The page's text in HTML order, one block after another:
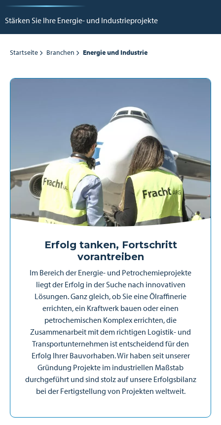
Stärken Sie Ihre Energie- und Industrieprojekte
Startseite Branchen Energie und Industrie
Erfolg tanken, Fortschritt
vorantreiben
Im Bereich der Energie- und Petrochemieprojekte
liegt der Erfolg in der Suche nach innovativen
Lösungen. Ganz gleich, ob Sie eine Ölraffinerie
errichten, ein Kraftwerk bauen oder einen
petrochemischen Komplex errichten, die
Zusammenarbeit mit dem richtigen Logistik- und
Transportunternehmen ist entscheidend für den
Erfolg Ihrer Bauvorhaben. Wir haben seit unserer
Gründung Projekte im industriellen Maßstab
durchgeführt und sind stolz auf unsere Erfolgsbilanz
bei der Fertigstellung von Projekten weltweit.